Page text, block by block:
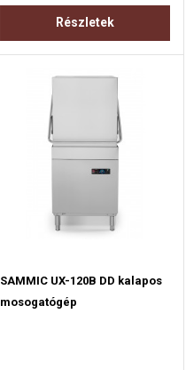
Részletek
SAMMIC UX-120B DD kalapos
mosogatógép